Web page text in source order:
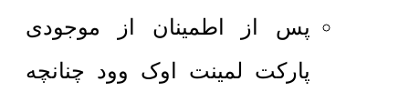
پس از اطمینان از موجودی
پارکت لمینت اوک وود چنانچه